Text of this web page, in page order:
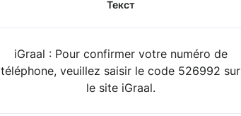
Текст
iGraal : Pour confirmer votre numéro de
téléphone, veuillez saisir le code 526992 sur
le site iGraal.